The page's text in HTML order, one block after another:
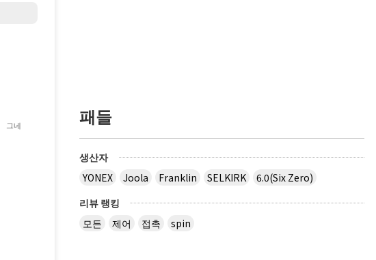
그네 패들
생산자
YONEX
Joola Franklin SELKIRK
6.0(Six Zero)
리뷰 랭킹
모든
제어 접촉 spin